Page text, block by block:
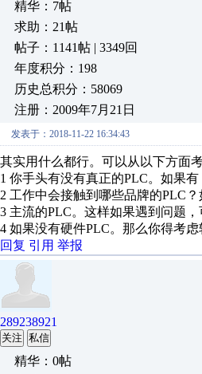
精华：7帖
求助：21帖
帖子：1141帖 | 3349回
年度积分：198
历史总积分：58069
注册：2009年7月21日
发表于：2018-11-22 16:34:43
其实用什么都行。可以从以下方面考
1 你手头有没有真正的PLC。如果
2 工作中会接触到哪些品牌的PLC
3 主流的PLC。这样如果遇到问题
4 如果没有硬件PLC。那么你得考
回复 引用 举报
289238921
关注 私信
精华：0帖